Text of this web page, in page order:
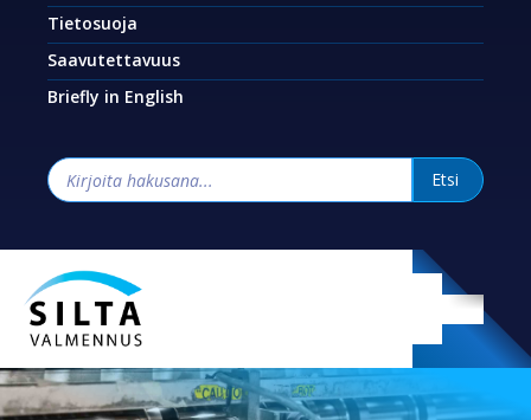
Tietosuoja
Saavutettavuus
Briefly in English